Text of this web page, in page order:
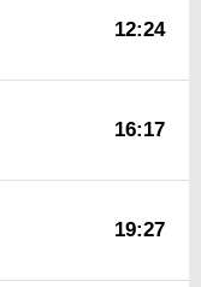
12:24
16:17
19:27